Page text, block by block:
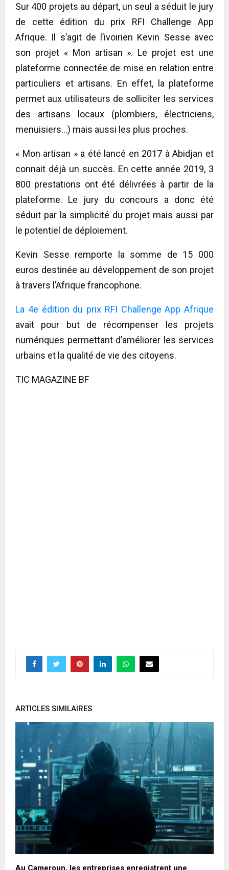
Sur 400 projets au départ, un seul a séduit le jury
de cette édition du prix RFI Challenge App
Afrique. Il s’agit de l’ivoirien Kevin Sesse avec
son projet « Mon artisan ». Le projet est une
plateforme connectée de mise en relation entre
particuliers et artisans. En effet, la plateforme
permet aux utilisateurs de solliciter les services
des artisans locaux (plombiers, électriciens,
menuisiers…) mais aussi les plus proches.
« Mon artisan » a été lancé en 2017 à Abidjan et
connait déjà un succès. En cette année 2019, 3
800 prestations ont été délivrées à partir de la
plateforme. Le jury du concours a donc été
séduit par la simplicité du projet mais aussi par
le potentiel de déploiement.
Kevin Sesse remporte la somme de 15 000
euros destinée au développement de son projet
à travers l’Afrique francophone.
La 4e édition du prix RFI Challenge App Afrique
avait pour but de récompenser les projets
numériques permettant d’améliorer les services
urbains et la qualité de vie des citoyens.
TIC MAGAZINE BF
ARTICLES SIMILAIRES
Au Cameroun, les entreprises enregistrent une